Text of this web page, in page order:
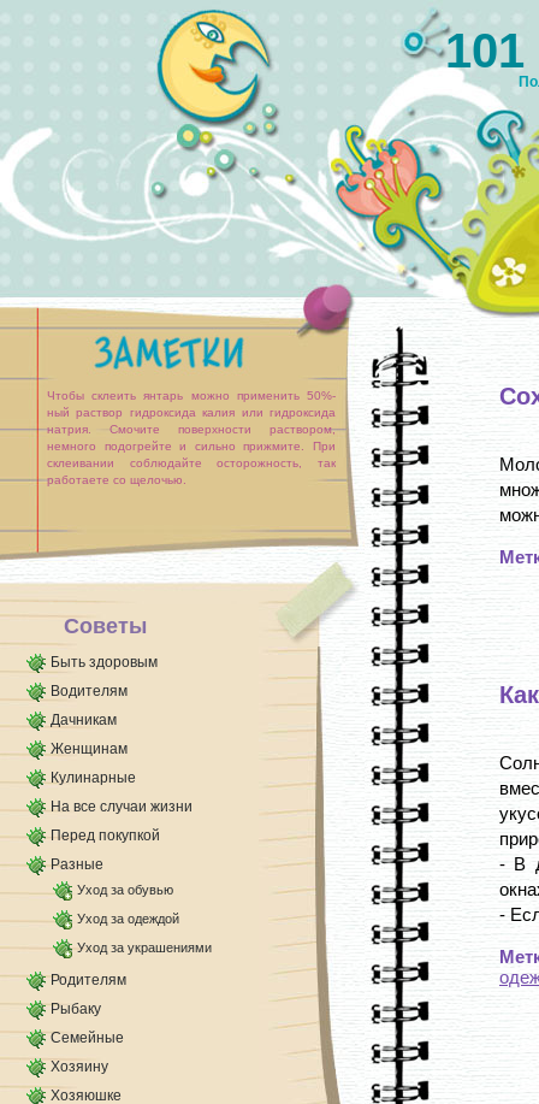
Чтобы склеить янтарь можно применить 50%-
ный раствор гидроксида калия или гидроксида
натрия. Смочите поверхности раствором,
немного подогрейте и сильно прижмите. При
склеивании соблюдайте осторожность, так
работаете со щелочью.
Советы
Быть здоровым
Водителям
Дачникам
Женщинам
Кулинарные
На все случаи жизни
Перед покупкой
Разные
Уход за обувью
Уход за одеждой
Уход за украшениями
Родителям
Рыбаку
Семейные
Хозяину
Хозяюшке
- В
-